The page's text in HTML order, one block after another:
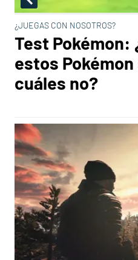
¿JUEGAS CON NOSOTROS?
Test Pokémon:
estos
cuáles no?